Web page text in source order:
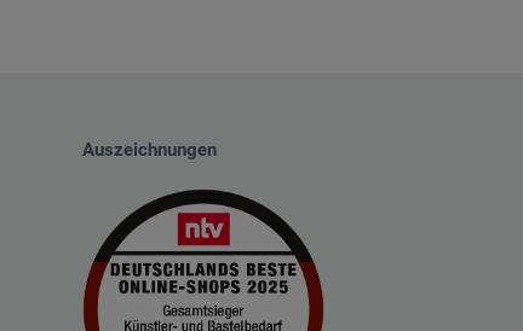
Auszeichnungen